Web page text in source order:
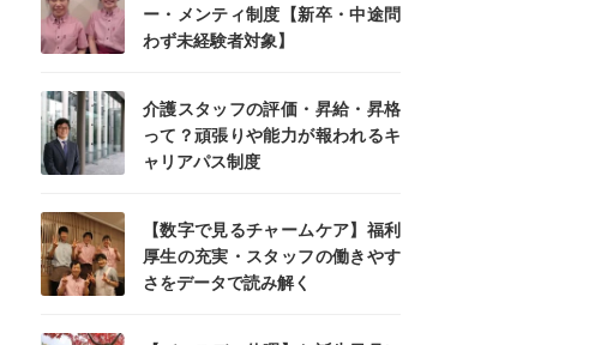
ー・メンティ制度【新卒・中途問
わず未経験者対象】
介護スタッフの評価・昇給・昇格
って？頑張りや能力が報われるキ
ャリアパス制度
【数字で見るチャームケア】福利
厚生の充実・スタッフの働きやす
さをデータで読み解く